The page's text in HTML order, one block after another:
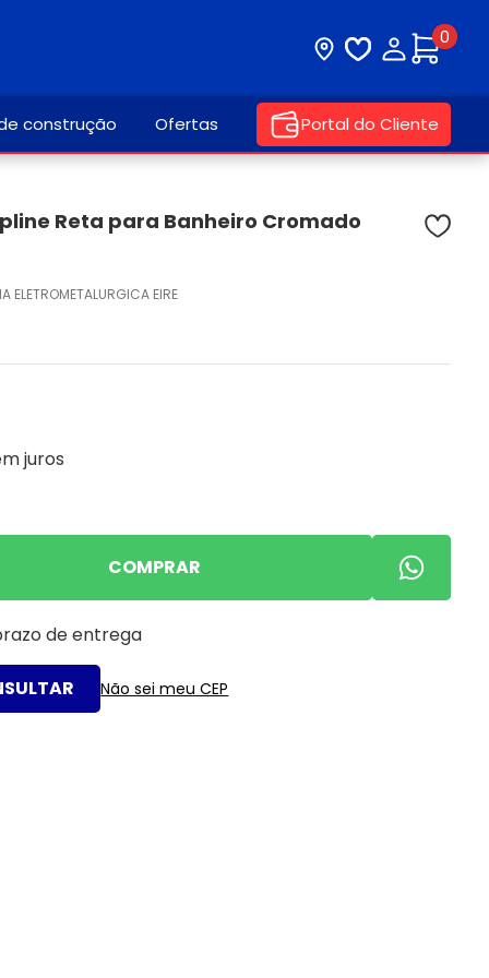
Visite nossa loja
Lista deMinha
0
construção Ofertas Portal do Cliente
Reta para Banheiro Cromado
ELETROMETALURGICA EIRE
juros
COMPRAR
de entrega
Não sei meu CEP